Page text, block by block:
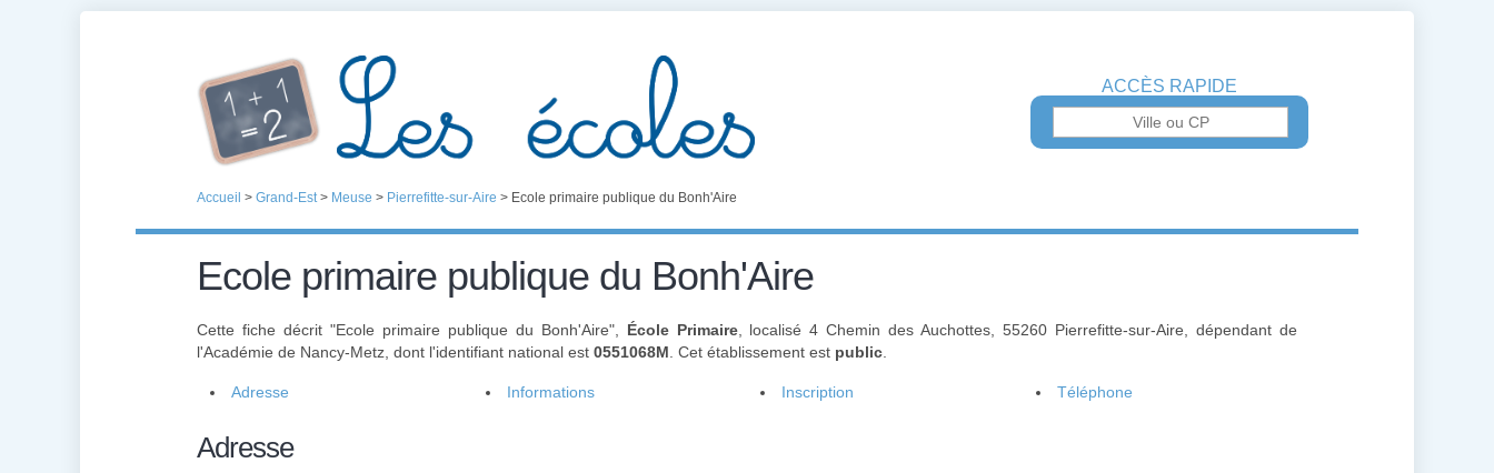
ACCÈS RAPIDE
Accueil > Grand-Est> Meuse > Pierrefitte-sur-Aire > Ecole primaire publique du Bonh'Aire
Ecole primaire publique du Bonh'Aire
Cette fiche décrit "Ecole primaire publique du Bonh'Aire", École Primaire, localisé 4 Chemin des Auchottes, 55260 Pierrefitte-sur-Aire, dépendant de
l'Académie de Nancy-Metz, dont l'identifiant national est 0551068M . Cet établissement est public
Adresse Informations Inscription Téléphone
Adresse